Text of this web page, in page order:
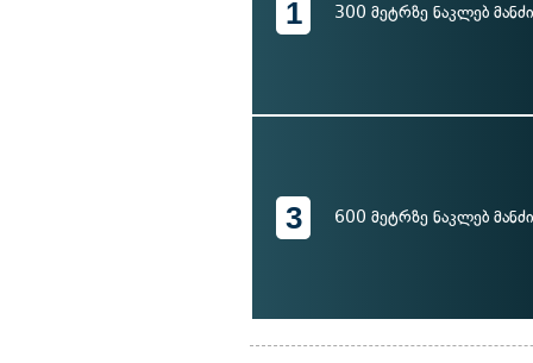
1 300 მეტრზე ნაკლებ
3 600 მეტრზე ნაკლებ